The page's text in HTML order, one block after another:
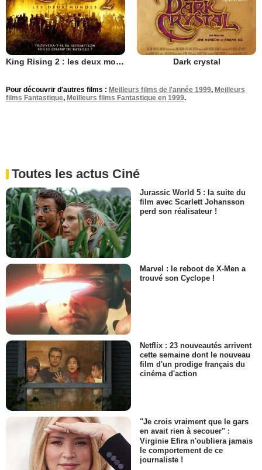
King Rising 2 : les deux mondes Dark crystal
Pour découvrir d'autres films : Meilleurs films de l'année 1999, Meilleurs
films Fantastique, Meilleurs films Fantastique en 1999.
Toutes les actus Ciné
Jurassic World 5 : la suite du
film avec Scarlett Johansson
perd son réalisateur !
Marvel : le reboot de X-Men a
trouvé son Cyclope !
Netflix : 23 nouveautés arrivent
cette semaine dont le nouveau
film d'un prodige français du
cinéma d'action
"Je crois vraiment que le gars
en avait rien à secouer" :
Virginie Efira n'oubliera jamais
le comportement de ce
journaliste !